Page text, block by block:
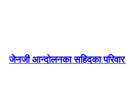
जेनजी आन्दोलनका सहिदका